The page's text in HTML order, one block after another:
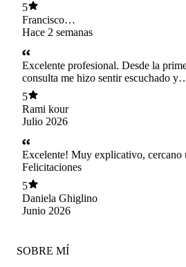
5
Francisco
Dominguez
Hace 2 semanas
Excelente profesional. Desde la
consulta me hizo sentir escuchado y
comprendido. Se toma el tiempo para
diagnóstico y las alternativas de
claridad, responde todas las dudas y
mucha confianza. La atención fue
respetuosa y profesional. Lo
totalmente.
5
Rami kour
Julio 2026
Excelente! Muy explicativo, cercano
Felicitaciones
5
Daniela Ghiglino
Junio 2026
SOBRE MÍ